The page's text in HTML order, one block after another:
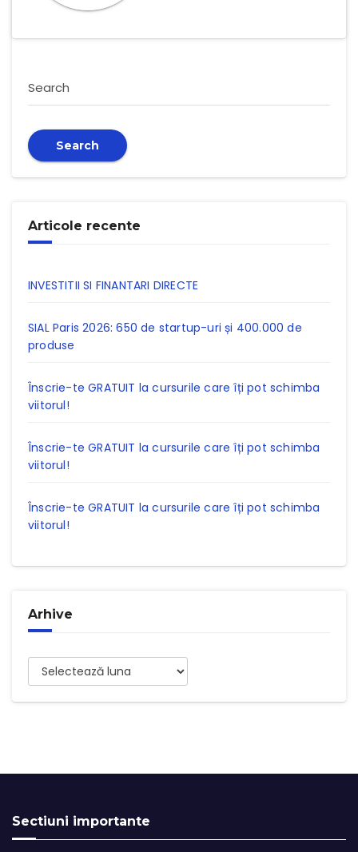
Search
Search
Articole recente
INVESTITII SI FINANTARI DIRECTE
SIAL Paris 2026: 650 de startup-uri și 400.000 de
produse
Înscrie-te GRATUIT la cursurile care îți pot schimba
viitorul!
Înscrie-te GRATUIT la cursurile care îți pot schimba
viitorul!
Înscrie-te GRATUIT la cursurile care îți pot schimba
viitorul!
Arhive
Arhive
Sectiuni importante